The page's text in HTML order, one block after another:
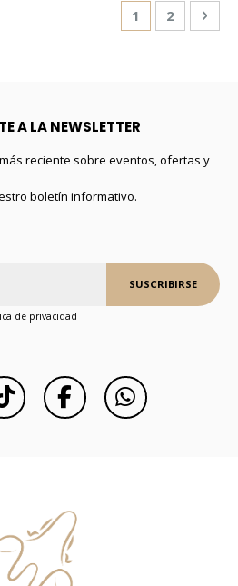
Página
Actualmente
1 Página
2
A LA NEWSLETTER
reciente sobre eventos, ofertas y
boletín informativo.
de privacidad
SUSCRIBIRSE